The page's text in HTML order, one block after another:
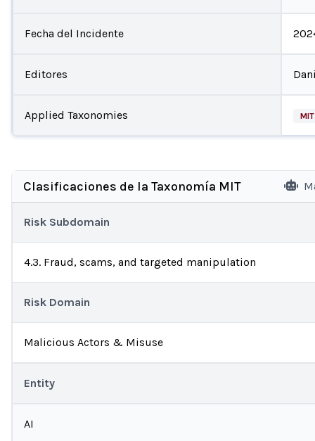
Fecha del Incidente
Editores
Applied Taxonomies MIT
Clasificaciones de la Taxonomía MIT
Risk Subdomain
4.3. Fraud, scams, and targeted manipulation
Risk Domain
Malicious Actors & Misuse
Entity
AI